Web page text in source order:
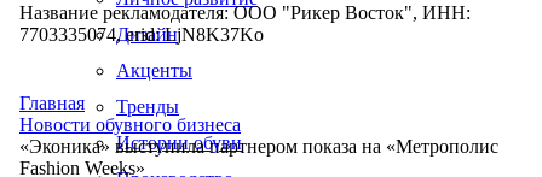
Дизайн
Акценты
Тренды
Истории обуви
Название рекламодателя: ООО "Рикер Восток", ИНН:
7703335074, erid: LjN8K37Ko
Главная
Новости обувного бизнеса
«Эконика» выступила партнером показа на «Метрополис
Fashion Weeks»